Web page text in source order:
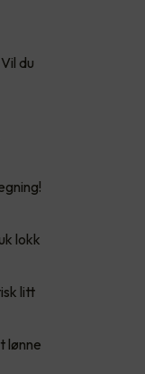
du
lokk
litt
lønne